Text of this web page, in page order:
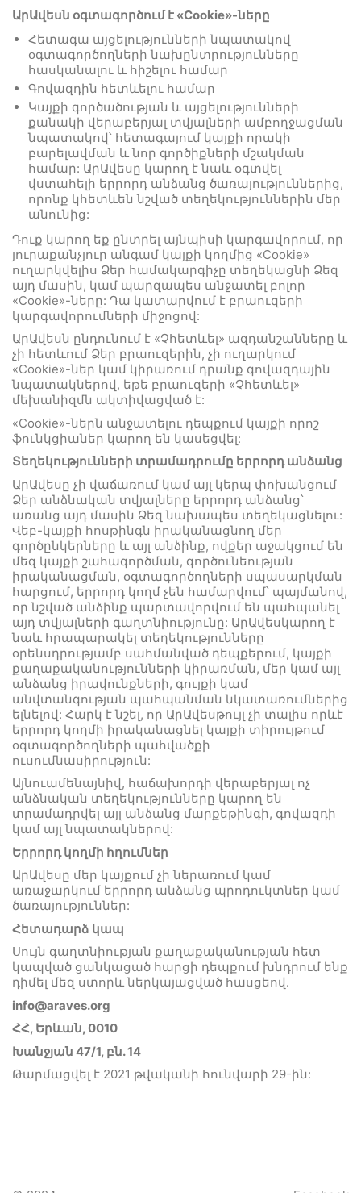
ԱրԱվեսն օգտագործում է «Cookie»-ները
Հետագա այցելությունների նպատակով
օգտագործողների նախընտրությունները
հասկանալու և հիշելու համար
Գովազդին հետևելու համար
Կայքի գործածության և այցելությունների
քանակի վերաբերյալ տվյալների ամբողջացման
նպատակով՝ հետագայում կայքի որակի
բարելավման և նոր գործիքների մշակման
համար: ԱրԱվեսը կարող է նաև օգտվել
վստահելի երրորդ անձանց ծառայություններից,
որոնք կհետևեն նշված տեղեկություններին մեր
անունից:
Դուք կարող եք ընտրել այնպիսի կարգավորում, որ
յուրաքանչյուր անգամ կայքի կողմից «Cookie»
ուղարկվելիս Ձեր համակարգիչը տեղեկացնի Ձեզ
այդ մասին, կամ պարզապես անջատել բոլոր
«Cookie»-ները: Դա կատարվում է բրաուզերի
կարգավորումների միջոցով:
ԱրԱվեսն ընդունում է «Չհետևել» ազդանշանները և
չի հետևում Ձեր բրաուզերին, չի ուղարկում
«Cookie»-ներ կամ կիրառում դրանք գովազդային
նպատակներով, եթե բրաուզերի «Չհետևել»
մեխանիզմն ակտիվացված է:
«Cookie»-ներն անջատելու դեպքում կայքի որոշ
ֆունկցիաներ կարող են կասեցվել:
Տեղեկությունների տրամադրումը երրորդ անձանց
ԱրԱվեսը չի վաճառում կամ այլ կերպ փոխանցում
Ձեր անձնական տվյալները երրորդ անձանց՝
առանց այդ մասին Ձեզ նախապես տեղեկացնելու:
Վեբ-կայքի հոսթինգն իրականացնող մեր
գործընկերները և այլ անձինք, ովքեր աջակցում են
մեզ կայքի շահագործման, գործունեության
իրականացման, օգտագործողների սպասարկման
հարցում, երրորդ կողմ չեն համարվում՝ պայմանով,
որ նշված անձինք պարտավորվում են պահպանել
այդ տվյալների գաղտնիությունը: ԱրԱվեսկարող է
նաև հրապարակել տեղեկությունները
օրենսդրությամբ սահմանված դեպքերում, կայքի
քաղաքականությունների կիրառման, մեր կամ այլ
անձանց իրավունքների, գույքի կամ
անվտանգության պահպանման նկատառումներից
ելնելով: Հարկ է նշել, որ ԱրԱվեսթույլ չի տալիս որևէ
երրորդ կողմի իրականացնել կայքի տիրույթում
օգտագործողների պահվածքի
ուսումնասիրություն:
Այնուամենայնիվ, հաճախորդի վերաբերյալ ոչ
անձնական տեղեկությունները կարող են
տրամադրվել այլ անձանց մարքեթինգի, գովազդի
կամ այլ նպատակներով:
Երրորդ կողմի հղումներ
ԱրԱվեսը մեր կայքում չի ներառում կամ
առաջարկում երրորդ անձանց պրոդուկտներ կամ
ծառայություններ:
Հետադարձ կապ
Սույն գաղտնիության քաղաքականության հետ
կապված ցանկացած հարցի դեպքում խնդրում ենք
դիմել մեզ ստորև ներկայացված հասցեով.
info@araves.org
ՀՀ, Երևան, 0010
Խանջյան 47/1, բն. 14
Թարմացվել է 2021 թվականի հունվարի 29-ին: